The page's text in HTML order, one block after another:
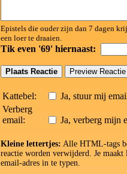
Epistels die ouder zijn dan 7 dagen
een loer te draaien.
Tik even '69' hiernaast:
Kattebel:
Ja, stuur mij
Verberg
email:
Ja, verberg mijn
Kleine lettertjes: Alle HTML-tags
reactie worden verwijderd. Je
email-adres in te typen.